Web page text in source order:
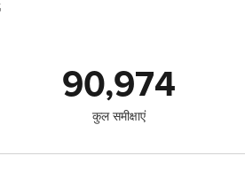
90,974
कुल समीक्षाएं